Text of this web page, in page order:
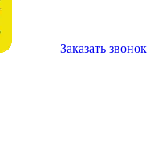
Заказать звонок